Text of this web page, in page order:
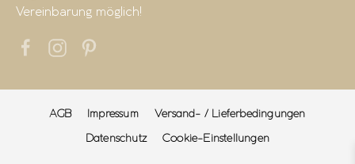
Vereinbarung möglich!
AGB Impressum
Versand- / Lieferbedingungen
Datenschutz
Cookie-Einstellungen